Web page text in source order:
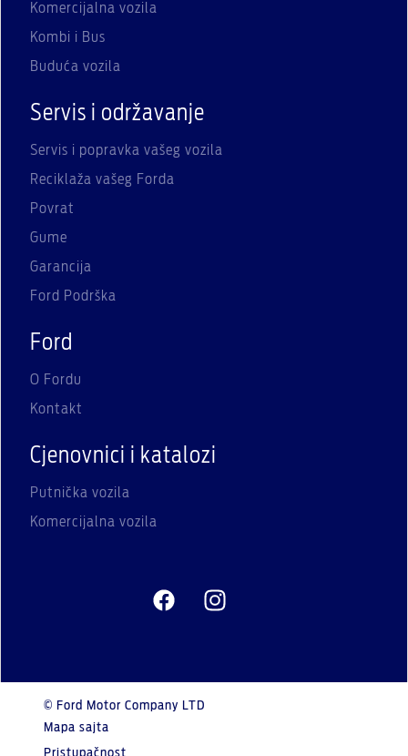
Komercijalna vozila
Kombi i Bus
Buduća vozila
Servis i održavanje
Servis i popravka vašeg vozila
Reciklaža vašeg Forda
Povrat
Gume
Garancija
Ford Podrška
Ford
O Fordu
Kontakt
Cjenovnici i katalozi
Putnička vozila
Komercijalna vozila
© Ford Motor Company LTD
Mapa sajta